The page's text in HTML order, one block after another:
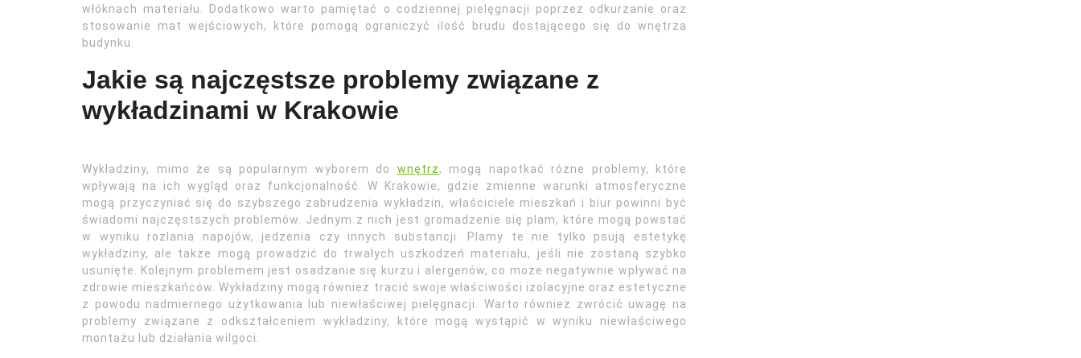
włóknach materiału. Dodatkowo warto pamiętać o codziennej pielęgnacji poprzez odkurzanie oraz
stosowanie mat wejściowych, które pomogą ograniczyć ilość brudu dostającego się do wnętrza
budynku.
Jakie są najczęstsze problemy związane z
wykładzinami w Krakowie
Wykładziny, mimo że są popularnym wyborem do wnętrz, mogą napotkać różne problemy, które
wpływają na ich wygląd oraz funkcjonalność. W Krakowie, gdzie zmienne warunki atmosferyczne
mogą przyczyniać się do szybszego zabrudzenia wykładzin, właściciele mieszkań i biur powinni być
świadomi najczęstszych problemów. Jednym z nich jest gromadzenie się plam, które mogą powstać
w wyniku rozlania napojów, jedzenia czy innych substancji. Plamy te nie tylko psują estetykę
wykładziny, ale także mogą prowadzić do trwałych uszkodzeń materiału, jeśli nie zostaną szybko
usunięte. Kolejnym problemem jest osadzanie się kurzu i alergenów, co może negatywnie wpływać na
zdrowie mieszkańców. Wykładziny mogą również tracić swoje właściwości izolacyjne oraz estetyczne
z powodu nadmiernego użytkowania lub niewłaściwej pielęgnacji. Warto również zwrócić uwagę na
problemy związane z odkształceniem wykładziny, które mogą wystąpić w wyniku niewłaściwego
montażu lub działania wilgoci.